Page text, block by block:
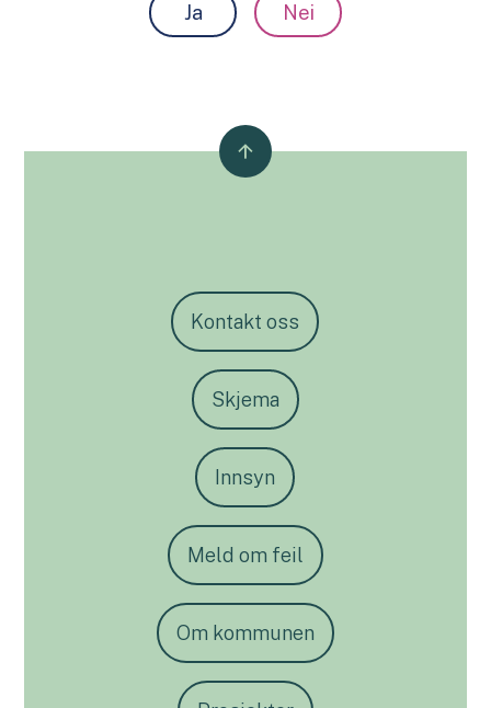
Ja Nei
Kontakt oss
Skjema
Innsyn
Meld om feil
Om kommunen